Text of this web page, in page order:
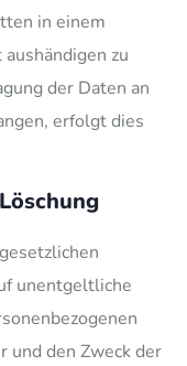
in einem
zu
der Daten an
erfolgt dies
unentgeltliche
und den Zweck der